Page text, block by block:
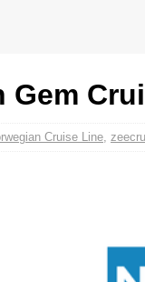
Gem
Cruise Line,